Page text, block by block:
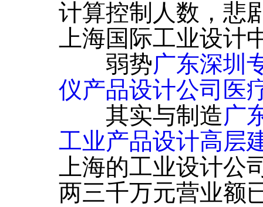
计算控制人数，悲
上海国际工业设计
弱势广东深圳
仪产品设计公司医
其实与制造广
工业产品设计高层
上海的工业设计公
两三千万元营业额